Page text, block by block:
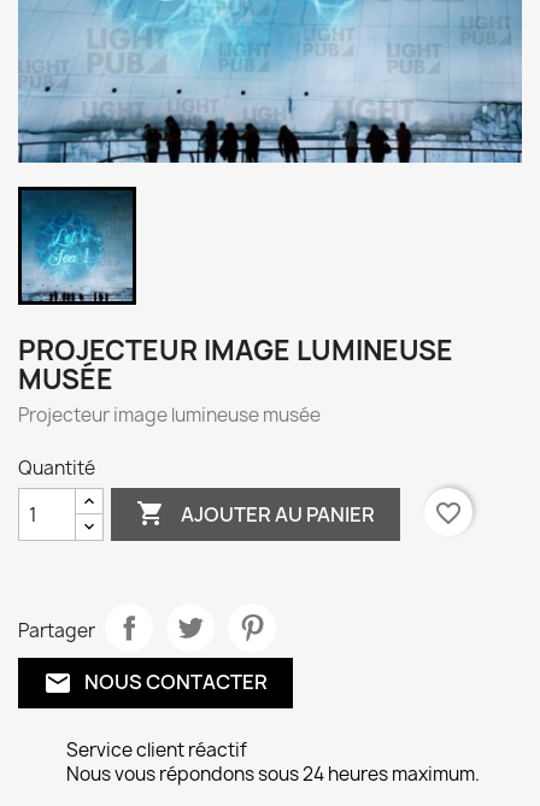
PROJECTEUR IMAGE LUMINEUSE
MUSÉE
Projecteur image lumineuse musée
Quantité
 AJOUTER AU PANIER favorite_border
Partager
email NOUS CONTACTER
Service client réactif
Nous vous répondons sous 24 heures maximum.